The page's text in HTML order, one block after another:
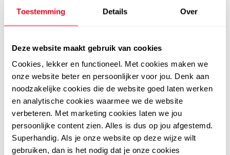
Toestemming Details Over
Deze website maakt gebruik van cookies
Cookies, lekker en functioneel. Met cookies maken we
onze website beter en persoonlijker voor jou. Denk aan
noodzakelijke cookies die de website goed laten werken
en analytische cookies waarmee we de website
verbeteren. Met marketing cookies laten we jou
persoonlijke content zien. Alles is dus op jou afgestemd.
Superhandig. Als je onze website op deze wijze wilt
gebruiken, dan is het nodig dat je onze cookies